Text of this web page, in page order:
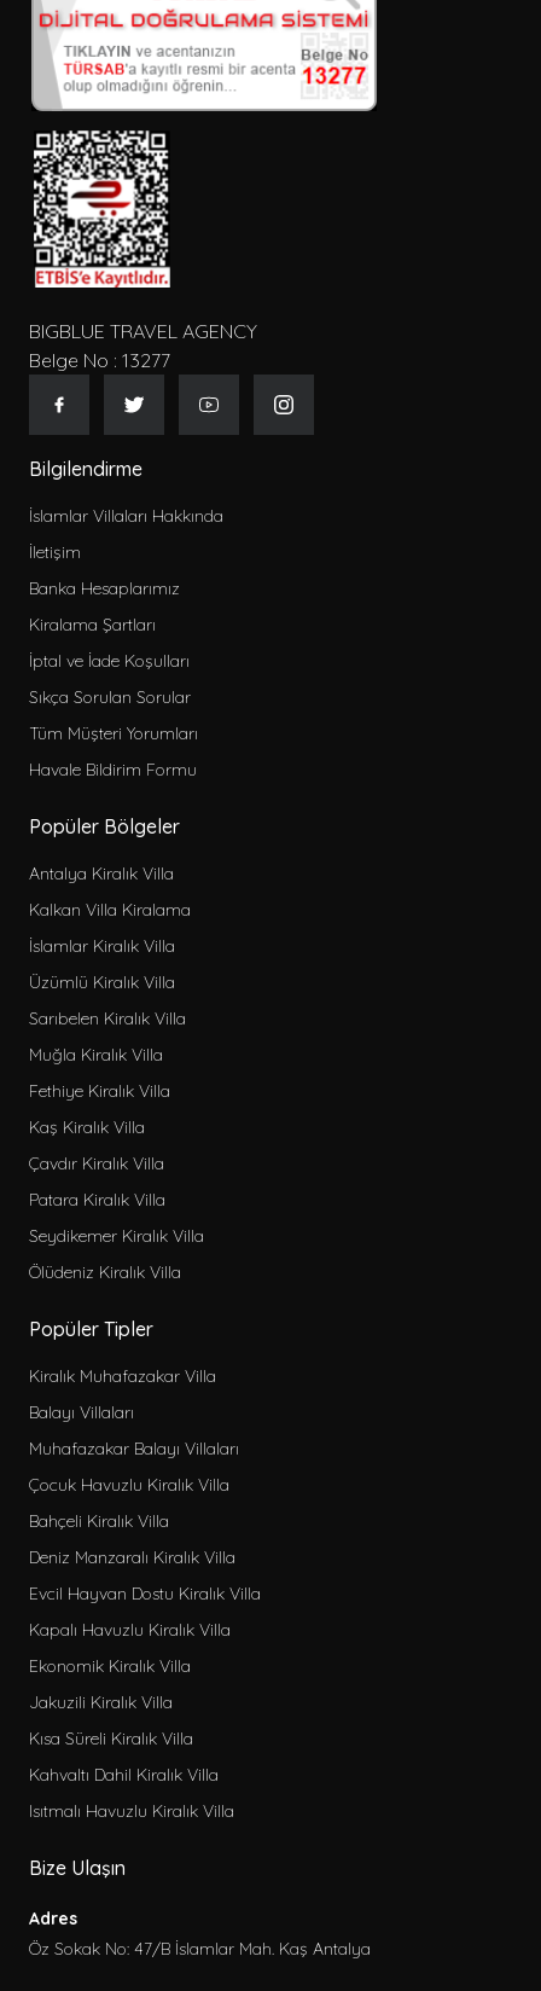
Kişi Sayısı
Konum
Tip
Gecelik Fiyat
Kategoriler
2026 Erken Rezervasyon Villa Kiralama
2026 Kiralık Villa
Kiralık Muhafazakar Villa
Balayı Villaları
Sitemize Özel Kiralık Villa
Çocuk Havuzlu Kiralık Villa
Deniz Manzaralı Kiralık Villa
Evcil Hayvan Dostu Kiralık Villa
Kapalı Havuzlu Kiralık Villa
Aileye Uygun Kiralık Villa
Ekonomik Kiralık Villa
Denize Yakın Kiralık Villa
Jakuzili Kiralık Villa
Lüks Kiralık Villa
Saunalı Kiralık Villa
Lüks Muhafazakar Kiralık Villa
Kısa Süreli Kiralık Villa
Kahvaltı Dahil Kiralık Villa
Muhafazakar Kiralık Bungalov
Bahçeli Kiralık Bungalov
Kısa Süreli Kiralık Bungalov
Deniz Manzaralı Kiralık Apart
Jakuzili Kiralık Apart
Merkeze Yakın Kiralık Apart
Ekonomik Kiralık Apart
Hamamlı Kiralık Villa
Seçili ve seçilen herhangi biri
BIGBLUE TRAVEL AGENCY
Belge No : 13277
Bilgilendirme
İslamlar Villaları Hakkında
İletişim
Banka Hesaplarımız
Kiralama Şartları
İptal ve İade Koşulları
Sıkça Sorulan Sorular
Tüm Müşteri Yorumları
Havale Bildirim Formu
Popüler Bölgeler
Antalya Kiralık Villa
Kalkan Villa Kiralama
İslamlar Kiralık Villa
Üzümlü Kiralık Villa
Sarıbelen Kiralık Villa
Muğla Kiralık Villa
Fethiye Kiralık Villa
Kaş Kiralık Villa
Çavdır Kiralık Villa
Patara Kiralık Villa
Seydikemer Kiralık Villa
Ölüdeniz Kiralık Villa
Popüler Tipler
Kiralık Muhafazakar Villa
Balayı Villaları
Muhafazakar Balayı Villaları
Çocuk Havuzlu Kiralık Villa
Bahçeli Kiralık Villa
Deniz Manzaralı Kiralık Villa
Evcil Hayvan Dostu Kiralık Villa
Kapalı Havuzlu Kiralık Villa
Ekonomik Kiralık Villa
Jakuzili Kiralık Villa
Kısa Süreli Kiralık Villa
Kahvaltı Dahil Kiralık Villa
Isıtmalı Havuzlu Kiralık Villa
Bize Ulaşın
Adres
Öz Sokak No: 47/B İslamlar Mah. Kaş Antalya